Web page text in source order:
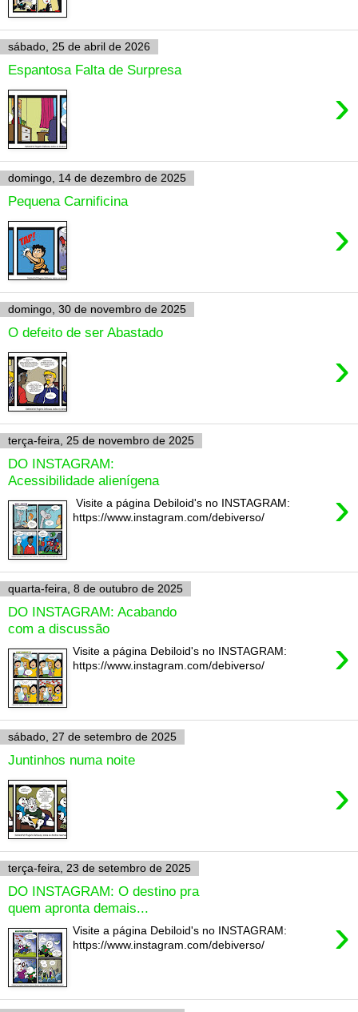
sábado, 25 de abril de 2026
Espantosa Falta de Surpresa
›
domingo, 14 de dezembro de 2025
Pequena Carnificina
›
domingo, 30 de novembro de 2025
O defeito de ser Abastado
›
terça-feira, 25 de novembro de 2025
DO INSTAGRAM:
Acessibilidade alienígena
›
Visite a página Debiloid's no INSTAGRAM:
https://www.instagram.com/debiverso/
quarta-feira, 8 de outubro de 2025
DO INSTAGRAM: Acabando
com a discussão
›
Visite a página Debiloid's no INSTAGRAM:
https://www.instagram.com/debiverso/
sábado, 27 de setembro de 2025
Juntinhos numa noite
›
terça-feira, 23 de setembro de 2025
DO INSTAGRAM: O destino pra
quem apronta demais...
›
Visite a página Debiloid's no INSTAGRAM:
https://www.instagram.com/debiverso/